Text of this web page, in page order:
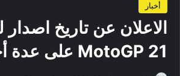
أخبار
الاعلان عن تاريخ اصدار
MotoGP 21 على عدة أجهزة